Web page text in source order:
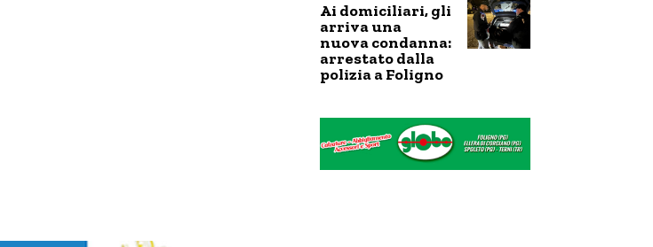
Ai domiciliari, gli
arriva una
nuova condanna:
arrestato dalla
polizia a Foligno